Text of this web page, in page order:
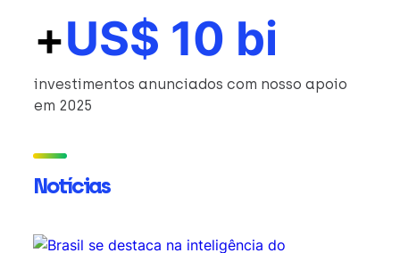
+US$ 10 bi
investimentos anunciados com nosso apoio
em 2025
Notícias